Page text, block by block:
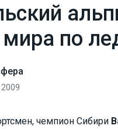
мира по
чемпион Сибири